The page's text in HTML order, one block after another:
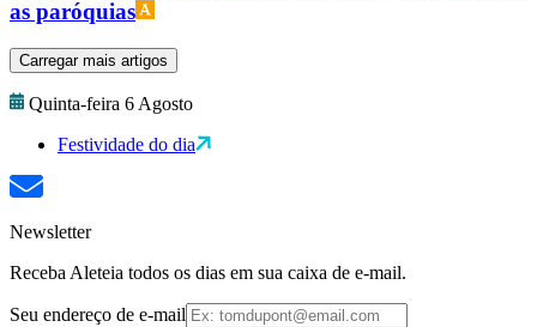
as paróquias
Carregar mais artigos
Quinta-feira 6 Agosto
Festividade do dia
Newsletter
Receba Aleteia todos os dias em sua caixa de e-mail.
Seu endereço de e-mail